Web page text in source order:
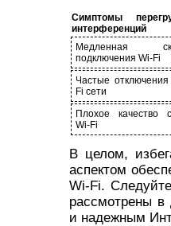
Симптомы
интерференций
Медленная
подключения Wi-Fi
Частые
Fi сети
Плохое качество
Wi-Fi
В целом,
аспектом
Wi-Fi.
рассмотрены
и надежным